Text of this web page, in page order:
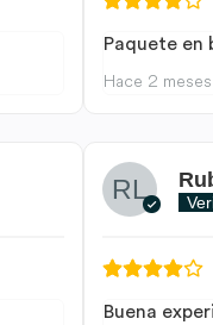
Paquete en
Hace 2 meses
Buena